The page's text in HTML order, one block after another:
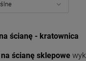
ścianę - kratownica
ścianę sklepowe